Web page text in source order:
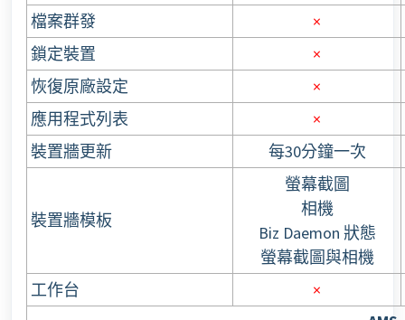
檔案群發
×
鎖定裝置
×
恢復原廠設定
×
應用程式列表
×
裝置牆更新
每30分鐘一次
裝置牆模板
螢幕截圖
相機
Biz Daemon 狀態
螢幕截圖與相機
工作台
×